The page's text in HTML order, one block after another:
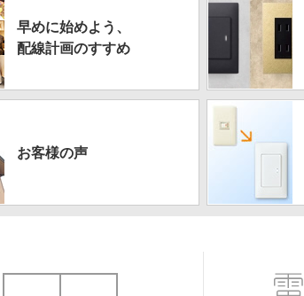
早めに始めよう、
配線計画のすすめ
お客様の声